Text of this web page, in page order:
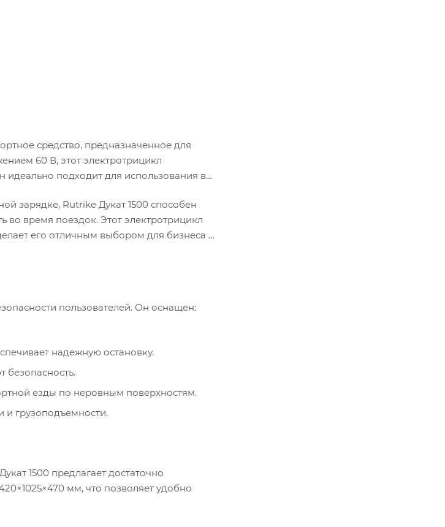
средство, предназначенное для
60 В, этот электротрицикл
идеально подходит для использования в
зарядке, Rutrike Дукат 1500 способен
во время поездок. Этот электротрицикл
его отличным выбором для бизнеса и
пользователей. Он оснащен:
надежную остановку.
езды по неровным поверхностям.
и грузоподъемности.
1500 предлагает достаточно
мм, что позволяет удобно